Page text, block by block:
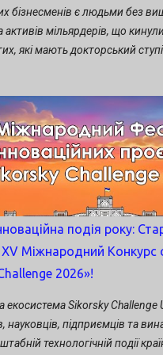
Если вы хотите для общего
то можно
и, возможно, через
бізнесменів є людьми без
активів мільярдерів, що
які мають докторський
досвід, який
другого чи третього
твоєму резюме.
балансуванням між
як зробити це найкраще.
університету. У твоєму житті
– мати під рукою багато
і консультативних ресурсів.
наставником. Залежно від
гіпотетично
подія року:
Міжнародний Конкурс
2026»!
екосистема Sikorsky
науковців, підприємців та
технологічній події